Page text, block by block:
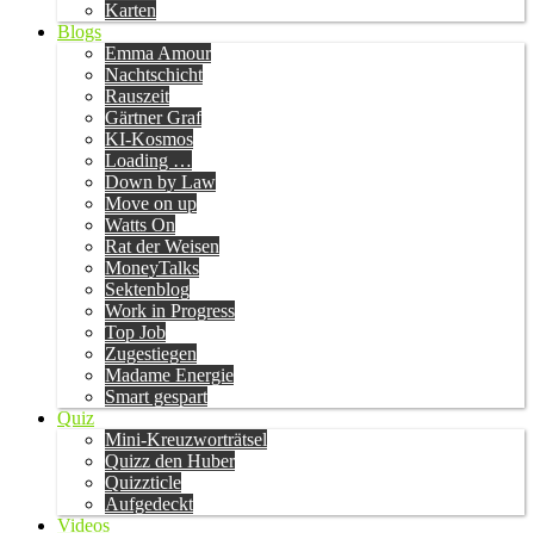
Karten
Blogs
Emma Amour
Nachtschicht
Rauszeit
Gärtner Graf
KI-Kosmos
Loading …
Down by Law
Move on up
Watts On
Rat der Weisen
MoneyTalks
Sektenblog
Work in Progress
Top Job
Zugestiegen
Madame Energie
Smart gespart
Quiz
Mini-Kreuzworträtsel
Quizz den Huber
Quizzticle
Aufgedeckt
Videos